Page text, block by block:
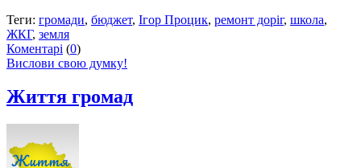
Теги: громади, бюджет, Ігор Процик, ремонт доріг, школа,
ЖКГ, земля
Коментарі (0)
Вислови свою думку!
Життя громад